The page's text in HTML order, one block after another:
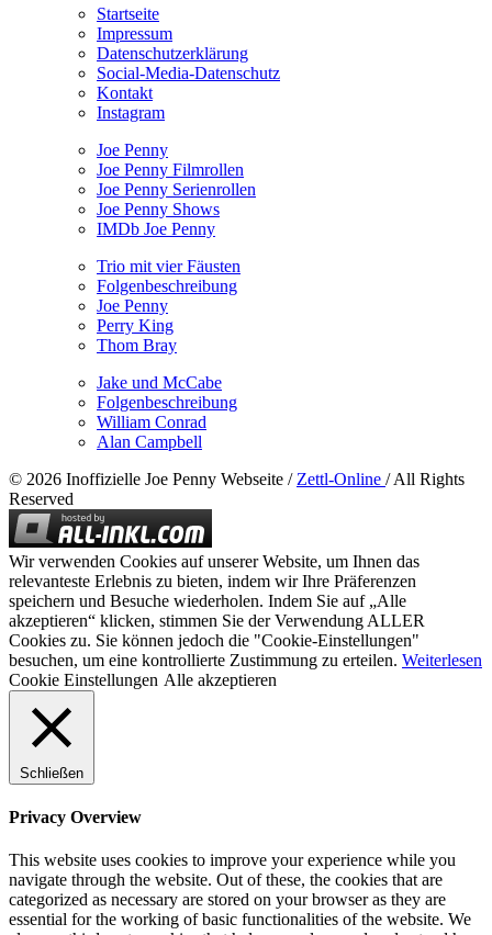
Startseite
Impressum
Datenschutzerklärung
Social-Media-Datenschutz
Kontakt
Instagram
Joe Penny
Joe Penny Filmrollen
Joe Penny Serienrollen
Joe Penny Shows
IMDb Joe Penny
Trio mit vier Fäusten
Folgenbeschreibung
Joe Penny
Perry King
Thom Bray
Jake und McCabe
Folgenbeschreibung
William Conrad
Alan Campbell
© 2026 Inoffizielle Joe Penny Webseite / Zettl-Online / All Rights
Reserved
Wir verwenden Cookies auf unserer Website, um Ihnen das
relevanteste Erlebnis zu bieten, indem wir Ihre Präferenzen
speichern und Besuche wiederholen. Indem Sie auf „Alle
akzeptieren“ klicken, stimmen Sie der Verwendung ALLER
Cookies zu. Sie können jedoch die "Cookie-Einstellungen"
besuchen, um eine kontrollierte Zustimmung zu erteilen. Weiterlesen
Cookie Einstellungen Alle akzeptieren
Schließen
Privacy Overview
This website uses cookies to improve your experience while you
navigate through the website. Out of these, the cookies that are
categorized as necessary are stored on your browser as they are
essential for the working of basic functionalities of the website. We